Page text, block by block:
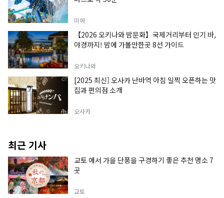
미에
【2026 오키나와 밤문화】국제거리부터 인기 바,
야경까지! 밤에 가볼만한곳 8선 가이드
오키나와
[2025 최신] 오사카 난바역 아침 일찍 오픈하는 맛
집과 편의점 소개
오사카
최근 기사
교토 에서 가을 단풍을 구경하기 좋은 추천 명소 7
곳
교토